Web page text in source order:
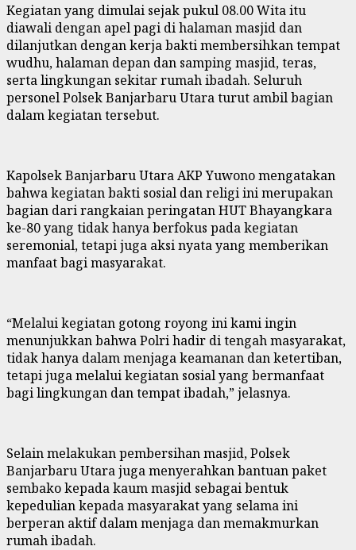
Kegiatan yang dimulai sejak pukul 08.00 Wita itu
diawali dengan apel pagi di halaman masjid dan
dilanjutkan dengan kerja bakti membersihkan tempat
wudhu, halaman depan dan samping masjid, teras,
serta lingkungan sekitar rumah ibadah. Seluruh
personel Polsek Banjarbaru Utara turut ambil bagian
dalam kegiatan tersebut.
Kapolsek Banjarbaru Utara AKP Yuwono mengatakan
bahwa kegiatan bakti sosial dan religi ini merupakan
bagian dari rangkaian peringatan HUT Bhayangkara
ke-80 yang tidak hanya berfokus pada kegiatan
seremonial, tetapi juga aksi nyata yang memberikan
manfaat bagi masyarakat.
“Melalui kegiatan gotong royong ini kami ingin
menunjukkan bahwa Polri hadir di tengah masyarakat,
tidak hanya dalam menjaga keamanan dan ketertiban,
tetapi juga melalui kegiatan sosial yang bermanfaat
bagi lingkungan dan tempat ibadah,” jelasnya.
Selain melakukan pembersihan masjid, Polsek
Banjarbaru Utara juga menyerahkan bantuan paket
sembako kepada kaum masjid sebagai bentuk
kepedulian kepada masyarakat yang selama ini
berperan aktif dalam menjaga dan memakmurkan
rumah ibadah.